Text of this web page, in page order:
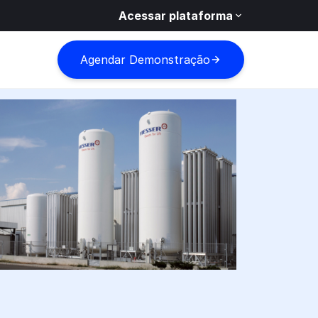
Acessar plataforma
Agendar Demonstração